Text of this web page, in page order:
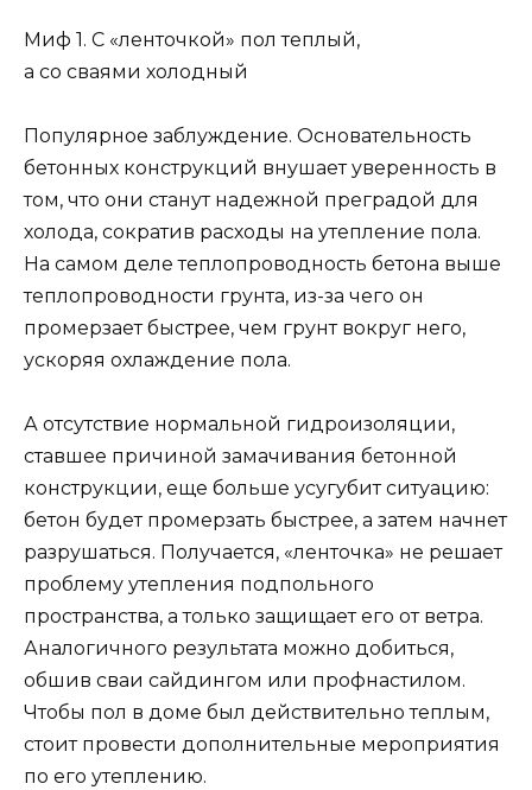
Миф 1. С «ленточкой» пол теплый,
а со сваями холодный
Популярное заблуждение. Основательность
бетонных конструкций внушает уверенность в
том, что они станут надежной преградой для
холода, сократив расходы на утепление пола.
На самом деле теплопроводность бетона выше
теплопроводности грунта, из-за чего он
промерзает быстрее, чем грунт вокруг него,
ускоряя охлаждение пола.
А отсутствие нормальной гидроизоляции,
ставшее причиной замачивания бетонной
конструкции, еще больше усугубит ситуацию:
бетон будет промерзать быстрее, а затем начнет
разрушаться. Получается, «ленточка» не решает
проблему утепления подпольного
пространства, а только защищает его от ветра.
Аналогичного результата можно добиться,
обшив сваи сайдингом или профнастилом.
Чтобы пол в доме был действительно теплым,
стоит провести дополнительные мероприятия
по его утеплению.